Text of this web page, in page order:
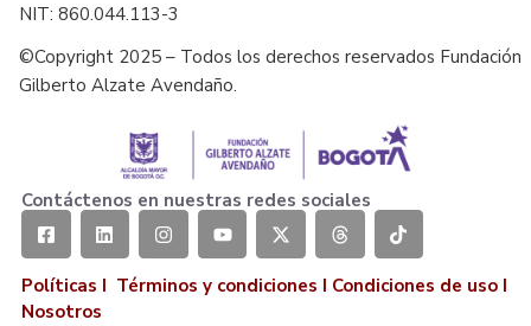
NIT: 860.044.113-3
©Copyright 2025 – Todos los derechos reservados Fundación
Gilberto Alzate Avendaño.
Contáctenos en nuestras redes sociales
Políticas I Términos y condiciones I Condiciones de uso I
Nosotros